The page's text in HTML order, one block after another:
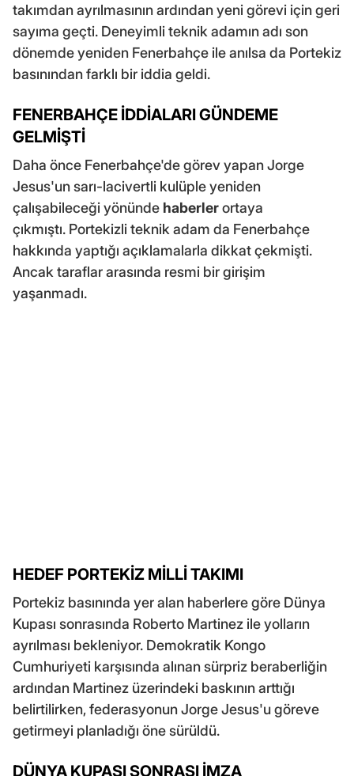
takımdan ayrılmasının ardından yeni görevi için geri
sayıma geçti. Deneyimli teknik adamın adı son
dönemde yeniden Fenerbahçe ile anılsa da Portekiz
basınından farklı bir iddia geldi.
FENERBAHÇE İDDİALARI GÜNDEME
GELMİŞTİ
Daha önce Fenerbahçe'de görev yapan Jorge
Jesus'un sarı-lacivertli kulüple yeniden
çalışabileceği yönünde haberlerortaya
çıkmıştı. Portekizli teknik adam da Fenerbahçe
hakkında yaptığı açıklamalarla dikkat çekmişti.
Ancak taraflar arasında resmi bir girişim
yaşanmadı.
HEDEF PORTEKİZ MİLLİ TAKIMI
Portekiz basınında yer alan haberlere göre Dünya
Kupası sonrasında Roberto Martinez ile yolların
ayrılması bekleniyor. Demokratik Kongo
Cumhuriyeti karşısında alınan sürpriz beraberliğin
ardından Martinez üzerindeki baskının arttığı
belirtilirken, federasyonun Jorge Jesus'u göreve
getirmeyi planladığı öne sürüldü.
DÜNYA KUPASI SONRASI İMZA